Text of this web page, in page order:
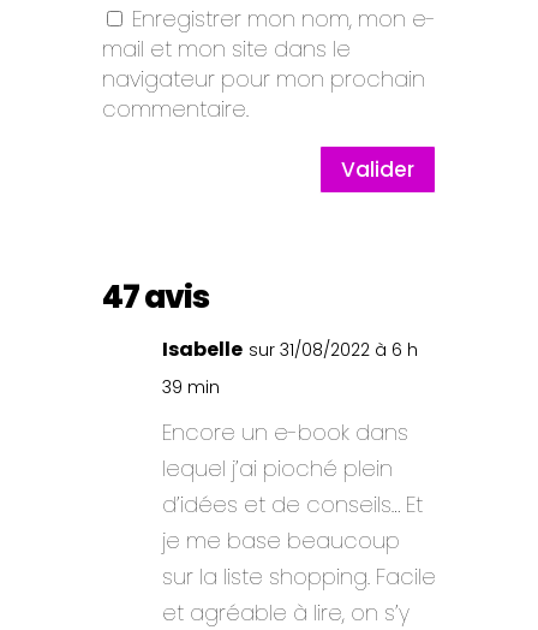
Enregistrer mon nom, mon e-
mail et mon site dans le
navigateur pour mon prochain
commentaire.
Valider
47 avis
Isabelle sur 31/08/2022 à 6 h
39 min
Encore un e-book dans
lequel j’ai pioché plein
d’idées et de conseils… Et
je me base beaucoup
sur la liste shopping. Facile
et agréable à lire, on s’y